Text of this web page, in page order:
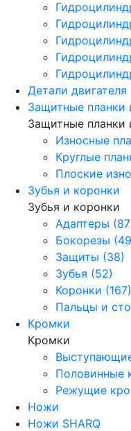
Детали двигателя
Защитные планки
Защитные планки
Износные
Круглые
Плоские
Зубья и коронки
Зубья и коронки
Адаптеры
Бокорезы
Защиты (38)
Зубья (52)
Коронки (167)
Пальцы и
Кромки
Кромки
Половинные
Режущие
Ножи
Ножи SHARQ